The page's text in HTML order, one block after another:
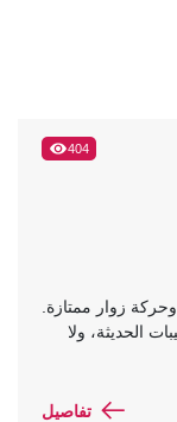
404
زوار ممتازة.
الحديثة، ولا
تفاصيل